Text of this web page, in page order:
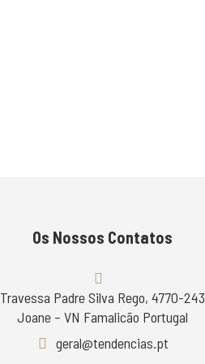
Os Nossos Contatos
Travessa Padre Silva Rego, 4770-243
Joane – VN Famalicão Portugal
geral@tendencias.pt